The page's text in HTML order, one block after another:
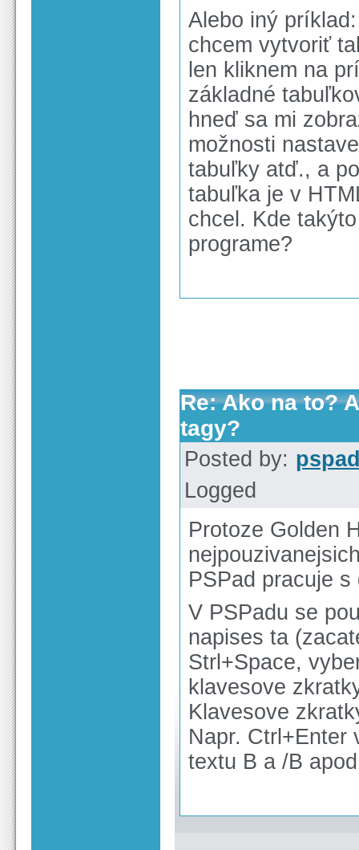
Alebo iný príklad:
chcem vytvoriť
len kliknem na
základné
hneď sa mi
možnosti
tabuľky atď., a
tabuľka je v
chcel. Kde
programe?
Re: Ako na to?
tagy?
Posted by:
Logged
Protoze Golden
PSPad pracuje
V PSPadu se
napises ta
Strl+Space,
klavesove
Klavesove
Napr. Ctrl+Enter
textu B a /B